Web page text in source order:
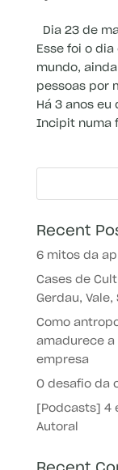
Dia 23 de
Esse foi o
mundo,
pessoas por
Há 3 anos
Incipit numa
Recent
6 mitos da
Cases de
Gerdau, Vale,
Como
amadurece a
empresa
O desafio da
[Podcasts] 4
Autoral